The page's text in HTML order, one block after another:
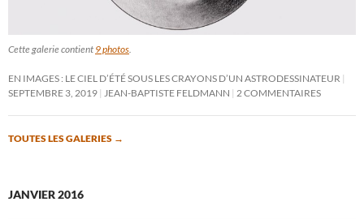
Cette galerie contient 9 photos
EN IMAGES : LE CIEL D’ÉTÉ SOUS LES CRAYONS D’UN ASTRODESSINATEUR
SEPTEMBRE 3, 2019
JEAN-BAPTISTE FELDMANN 2 COMMENTAIRES
TOUTES LES GALERIES →
JANVIER 2016